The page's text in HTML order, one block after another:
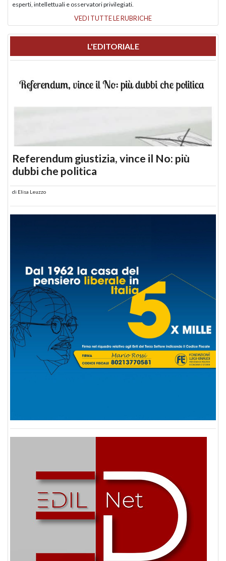
esperti, intellettuali e osservatori privilegiati.
VEDI TUTTE LE RUBRICHE
L'EDITORIALE
Referendum giustizia, vince il No: più
dubbi che politica
di Elisa Leuzzo